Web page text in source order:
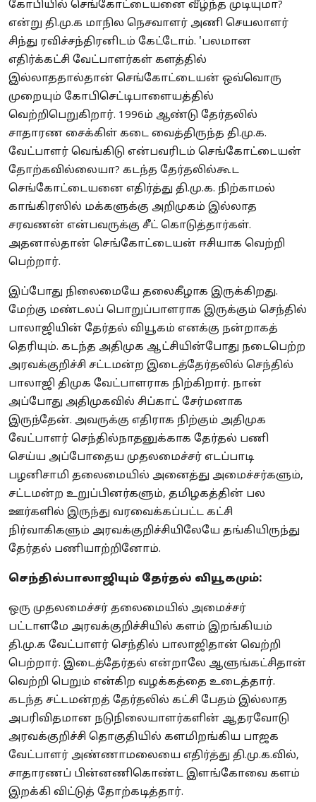
கோபியில் செங்கோட்டையனை வீழ்ந்த முடியுமா?
என்று தி.மு.க மாநில நெசவாளர் அணி செயலாளர்
சிந்து ரவிச்சந்திரனிடம் கேட்டோம். 'பலமான
எதிர்க்கட்சி வேட்பாளர்கள் களத்தில்
இல்லாததால்தான் செங்கோட்டையன் ஒவ்வொரு
முறையும் கோபிசெட்டிபாளையத்தில்
வெற்றிபெறுகிறார். 1996ம் ஆண்டு தேர்தலில்
சாதாரண சைக்கிள் கடை வைத்திருந்த தி.மு.க.
வேட்பாளர் வெங்கிடு என்பவரிடம் செங்கோட்டையன்
தோற்கவில்லையா? கடந்த தேர்தலில்கூட
செங்கோட்டையனை எதிர்த்து தி.மு.க. நிற்காமல்
காங்கிரஸில் மக்களுக்கு அறிமுகம் இல்லாத
சரவணன் என்பவருக்கு சீட் கொடுத்தார்கள்.
அதனால்தான் செங்கோட்டையன் ஈசியாக வெற்றி
பெற்றார்.
இப்போது நிலைமையே தலைகீழாக இருக்கிறது.
மேற்கு மண்டலப் பொறுப்பாளராக இருக்கும் செந்தில்
பாலாஜியின் தேர்தல் வியூகம் எனக்கு நன்றாகத்
தெரியும். கடந்த அதிமுக ஆட்சியின்போது நடைபெற்ற
அரவக்குறிச்சி சட்டமன்ற இடைத்தேர்தலில் செந்தில்
பாலாஜி திமுக வேட்பாளராக நிற்கிறார். நான்
அப்போது அதிமுகவில் சிப்காட் சேர்மனாக
இருந்தேன். அவருக்கு எதிராக நிற்கும் அதிமுக
வேட்பாளர் செந்தில்நாதனுக்காக தேர்தல் பணி
செய்ய அப்போதைய முதலமைச்சர் எடப்பாடி
பழனிசாமி தலைமையில் அனைத்து அமைச்சர்களும்,
சட்டமன்ற உறுப்பினர்களும், தமிழகத்தின் பல
ஊர்களில் இருந்து வரவைக்கப்பட்ட கட்சி
நிர்வாகிகளும் அரவக்குறிச்சியிலேயே தங்கியிருந்து
தேர்தல் பணியாற்றினோம்.
செந்தில்பாலாஜியும் தேர்தல் வியூகமும்:
ஒரு முதலமைச்சர் தலைமையில் அமைச்சர்
பட்டாளமே அரவக்குறிச்சியில் களம் இறங்கியம்
தி.மு.க வேட்பாளர் செந்தில் பாலாஜிதான் வெற்றி
பெற்றார். இடைத்தேர்தல் என்றாலே ஆளுங்கட்சிதான்
வெற்றி பெறும் என்கிற வழக்கத்தை உடைத்தார்.
கடந்த சட்டமன்றத் தேர்தலில் கட்சி பேதம் இல்லாத
அபரிவிதமான நடுநிலையாளர்களின் ஆதரவோடு
அரவக்குறிச்சி தொகுதியில் களமிறங்கிய பாஜக
வேட்பாளர் அண்ணாமலையை எதிர்த்து தி.மு.க.வில்,
சாதாரணப் பின்னணிகொண்ட இளங்கோவை களம்
இறக்கி விட்டுத் தோற்கடித்தார்.